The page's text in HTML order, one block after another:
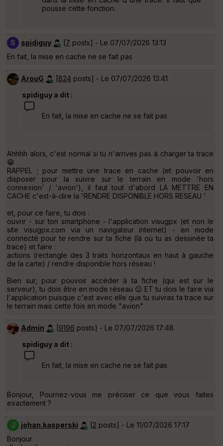
pousse cette fonction.
S spidiguy [7 posts] - Le 07/07/2026 13:13
En fait, la mise en cache ne se fait pas
ArouG [824 posts] - Le 07/07/2026 13:41
spidiguy a dit :
En fait, la mise en cache ne se fait pas
Ahhhh alors, c'est normal si tu n'arrives pas à charger ta trace
😁
RAPPEL ; pour mettre une trace en cache (et pouvoir en
disposer pour la suivre sur le terrain en mode 'hors
connexion' / 'avion'), il faut tout d'abord LA METTRE EN
CACHE c'est-à-dire la 'RENDRE DISPONIBLE HORS RESEAU '
et, pour ce faire, tu dois :
ouvrir - sur ton smartphone - l'application visugpx (et non le
site visugpx.com via un navigateur internet) - en mode
connecté pour te rendre sur ta fiche (là où tu as dessinée ta
trace) et faire :
actions (rectangle des 3 traits horizontaux en haut à gauche
de la carte) / rendre disponible hors réseau !
Bien sur, pour pouvoir accéder à ta fiche (qui est sur le
serveur), tu dois être en mode réseau 😉 ET tu dois le faire via
l'application puisque c'est avec elle que tu suivras ta trace sur
le terrain mais cette fois en mode "avion"
Admin [9196 posts] - Le 07/07/2026 17:48
spidiguy a dit :
En fait, la mise en cache ne se fait pas
Bonjour, Pourriez-vous me préciser ce que vous faites
exactement ?
J johan.kasperski [2 posts] - Le 11/07/2026 17:17
Bonjour